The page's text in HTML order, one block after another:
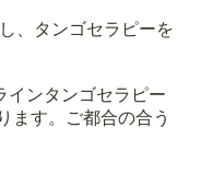
、タンゴセラピーを
インタンゴセラピー
ます。ご都合の合う